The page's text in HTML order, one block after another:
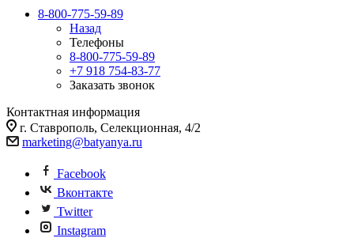
8-800-775-59-89
Назад
Телефоны
8-800-775-59-89
+7 918 754-83-77
Заказать звонок
Контактная информация
г. Ставрополь, Селекционная, 4/2
marketing@batyanya.ru
Facebook
Вконтакте
Twitter
Instagram